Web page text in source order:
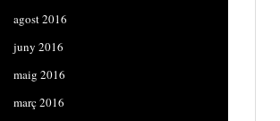
agost 2016
juny 2016
maig 2016
març 2016